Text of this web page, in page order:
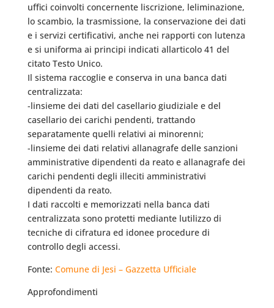
uffici coinvolti concernente liscrizione, leliminazione,
lo scambio, la trasmissione, la conservazione dei dati
e i servizi certificativi, anche nei rapporti con lutenza
e si uniforma ai principi indicati allarticolo 41 del
citato Testo Unico.
Il sistema raccoglie e conserva in una banca dati
centralizzata:
-linsieme dei dati del casellario giudiziale e del
casellario dei carichi pendenti, trattando
separatamente quelli relativi ai minorenni;
-linsieme dei dati relativi allanagrafe delle sanzioni
amministrative dipendenti da reato e allanagrafe dei
carichi pendenti degli illeciti amministrativi
dipendenti da reato.
I dati raccolti e memorizzati nella banca dati
centralizzata sono protetti mediante lutilizzo di
tecniche di cifratura ed idonee procedure di
controllo degli accessi.
Fonte: Comune di Jesi – Gazzetta Ufficiale
Approfondimenti